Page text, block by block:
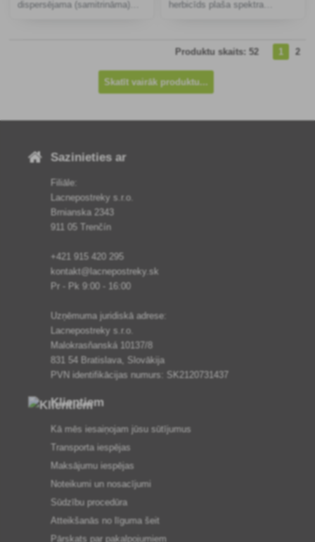
dispersējama (samitrināma)
herbicīds plaša spektra
Produktu skaits: 52 1 2
Skatīt vairāk produktu...
Sazinieties ar
Filiāle:
Lacnepostreky s.r.o.
Brnianska 2343
911 05 Trenčín
+421 915 420 295
kontakt@lacnepostreky.sk
Pr - Pk 9:00 - 16:00
Uzņēmuma juridiskā adrese:
Lacnepostreky s.r.o.
Malokrasňanská 10137/8
831 54 Bratislava, Slovākija
PVN identifikācijas numurs: SK2120731437
Klientiem
Kā mēs iesaiņojam jūsu sūtījumus
Transporta iespējas
Maksājumu iespējas
Noteikumi un nosacījumi
Sūdzību procedūra
Atteikšanās no līguma šeit
Pārskats par pakalpojumiem